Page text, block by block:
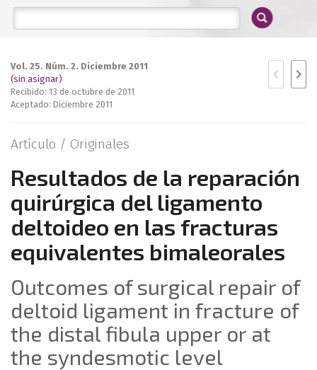
Vol. 25. Núm. 2. Diciembre 2011
(sin asignar)
Recibido: 13 de octubre de 2011
Aceptado: Diciembre 2011
Artículo / Originales
Resultados de la reparación
quirúrgica del ligamento
deltoideo en las fracturas
equivalentes bimaleorales
Outcomes of surgical repair of
deltoid ligament in fracture of
the distal fibula upper or at
the syndesmotic level